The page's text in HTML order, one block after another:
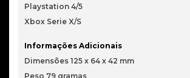
Playstation 4/5
Xbox Serie X/S
Informações Adicionais
Dimensões 125 x 64 x 42 mm
Peso 79 gramas